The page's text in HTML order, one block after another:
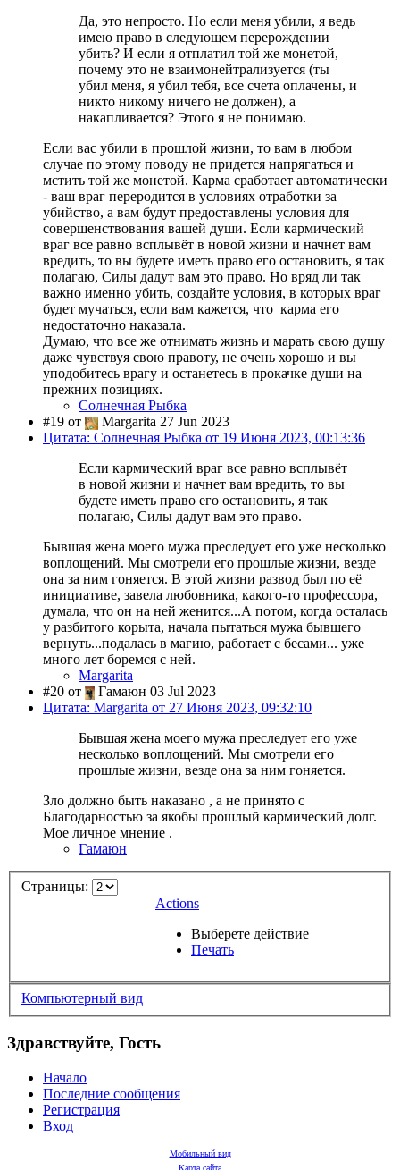
Да, это непросто. Но если меня убили, я ведь
имею право в следующем перерождении
убить? И если я отплатил той же монетой,
почему это не взаимонейтрализуется (ты
убил меня, я убил тебя, все счета оплачены, и
никто никому ничего не должен), а
накапливается? Этого я не понимаю.
Если вас убили в прошлой жизни, то вам в любом
случае по этому поводу не придется напрягаться и
мстить той же монетой. Карма сработает автоматически
- ваш враг переродится в условиях отработки за
убийство, а вам будут предоставлены условия для
совершенствования вашей души. Если кармический
враг все равно всплывёт в новой жизни и начнет вам
вредить, то вы будете иметь право его остановить, я так
полагаю, Силы дадут вам это право. Но вряд ли так
важно именно убить, создайте условия, в которых враг
будет мучаться, если вам кажется, что карма его
недостаточно наказала.
Думаю, что все же отнимать жизнь и марать свою душу
даже чувствуя свою правоту, не очень хорошо и вы
уподобитесь врагу и останетесь в прокачке души на
прежних позициях.
Солнечная Рыбка
#19 от
Margarita 27 Jun 2023
Цитата: Солнечная Рыбка от 19 Июня 2023, 00:13:36
Если кармический враг все равно всплывёт
в новой жизни и начнет вам вредить, то вы
будете иметь право его остановить, я так
полагаю, Силы дадут вам это право.
Бывшая жена моего мужа преследует его уже несколько
воплощений. Мы смотрели его прошлые жизни, везде
она за ним гоняется. В этой жизни развод был по её
инициативе, завела любовника, какого-то профессора,
думала, что он на ней женится...А потом, когда осталась
у разбитого корыта, начала пытаться мужа бывшего
вернуть...подалась в магию, работает с бесами... уже
много лет боремся с ней.
Margarita
#20 от
Гамаюн 03 Jul 2023
Цитата: Margarita от 27 Июня 2023, 09:32:10
Бывшая жена моего мужа преследует его уже
несколько воплощений. Мы смотрели его
прошлые жизни, везде она за ним гоняется.
Зло должно быть наказано , а не принято с
Благодарностью за якобы прошлый кармический долг.
Мое личное мнение .
Гамаюн
Страницы:
Actions
Выберете действие
Печать
Компьютерный вид
Здравствуйте, Гость
Начало
Последние сообщения
Регистрация
Вход
Мобильный вид
Карта сайта